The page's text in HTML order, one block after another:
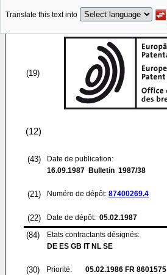
Translate this text into
(19)
(12)
(43)
Date de publication:
16.09.1987 Bulletin 1987/38
(21) Numéro de dépôt: 87400269.4
(22) Date de dépôt: 05.02.1987
(84)
Etats contractants désignés:
DE ES GB IT NL SE
(30) Priorité: 05.02.1986 FR 8601575